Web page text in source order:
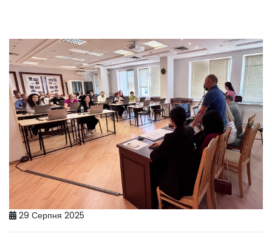
29 Серпня 2025